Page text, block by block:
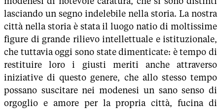
lasciando un segno indelebile nella storia. La nostra
città nella storia è stata il luogo natio di moltissime
figure di grande rilievo intellettuale e istituzionale,
che tuttavia oggi sono state dimenticate: è tempo di
restituire loro i giusti meriti anche attraverso
iniziative di questo genere, che allo stesso tempo
possano suscitare nei modenesi un sano senso di
orgoglio e amore per la propria città, fucina di